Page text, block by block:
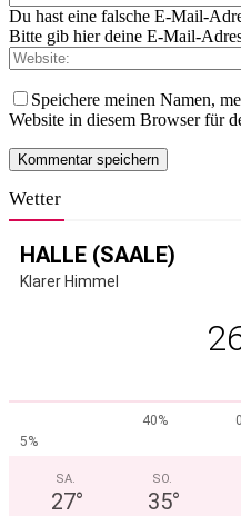
Du hast eine falsche E-Mail-
Bitte gib hier deine E-Mail-
Speichere meinen Namen,
Website in diesem Browser für
Wetter
HALLE (SAALE)
Klarer Himmel
40%
5%
SA.
27°
SO.
35°